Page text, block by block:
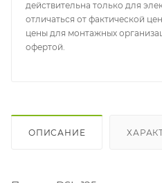
действительна только для
отличаться от фактической
цены для монтажных
офертой.
ОПИСАНИЕ